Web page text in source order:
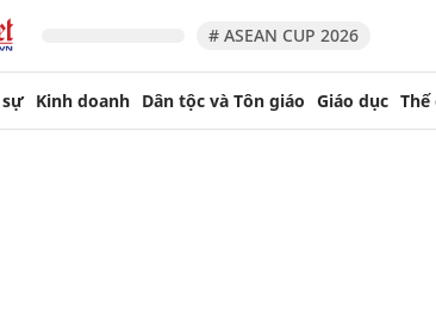
# ASEAN CUP 2026
Kinh doanh Dân tộc và Tôn giáo Giáo dục